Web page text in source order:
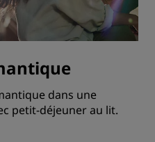
dans une
petit-déjeuner au lit.